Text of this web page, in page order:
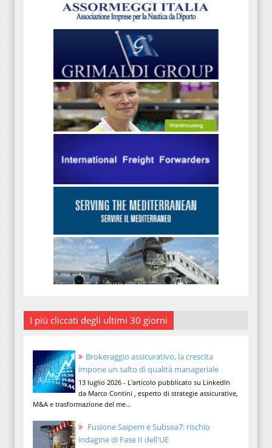
I più cliccati degli ultimi 30 giorni
Brokeraggio assicurativo, la crescita
impone un salto di qualità manageriale
13 luglio 2026 - L'articolo pubblicato su LinkedIn
da Marco Contini , esperto di strategie assicurative,
M&A e trasformazione del me...
Fusione Saipem e Subsea7: rischio
indagine di Fase II dell'UE